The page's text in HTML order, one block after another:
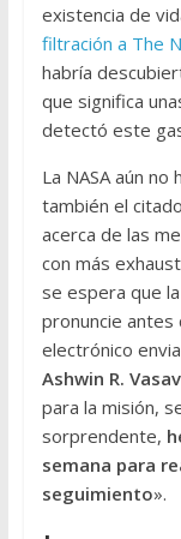
existencia de
filtración a The
habría
que significa
detectó este
La NASA aún
también el
acerca de las
con más
se espera que
pronuncie antes
electrónico
Ashwin R.
para la misión,
sorprendente,
semana para
seguimiento».